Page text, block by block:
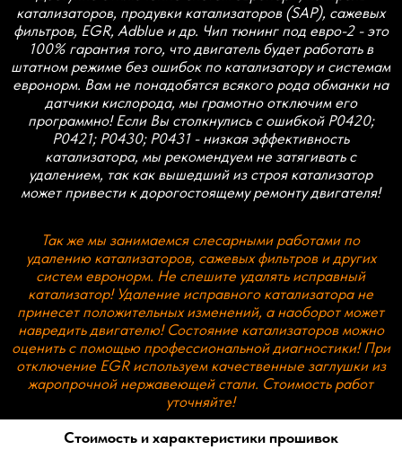
жаропрочной нержавеющей стали. Стоимость работ
уточняйте!
Стоимость и характеристики прошивок
*Стоимость указана за базовый STAGE1 без учета
скидок и акций, стоимость прошивки с отключением
систем евронорм в виде контроля катализатора,
EGR, DPF, ADBLUE и др. может отличаться.
О действующих скидках и акциях Вы можете узнать